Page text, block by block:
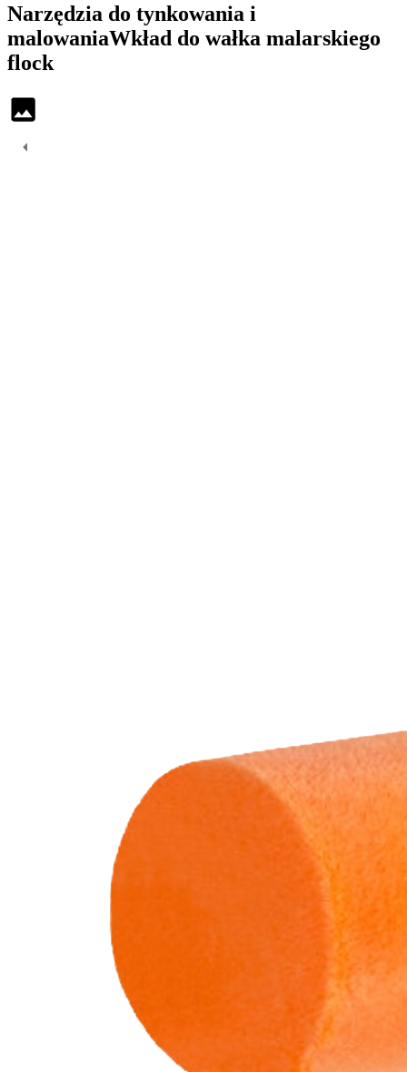
Narzędzia do tynkowania i
malowaniaWkład do wałka malarskiego
flock